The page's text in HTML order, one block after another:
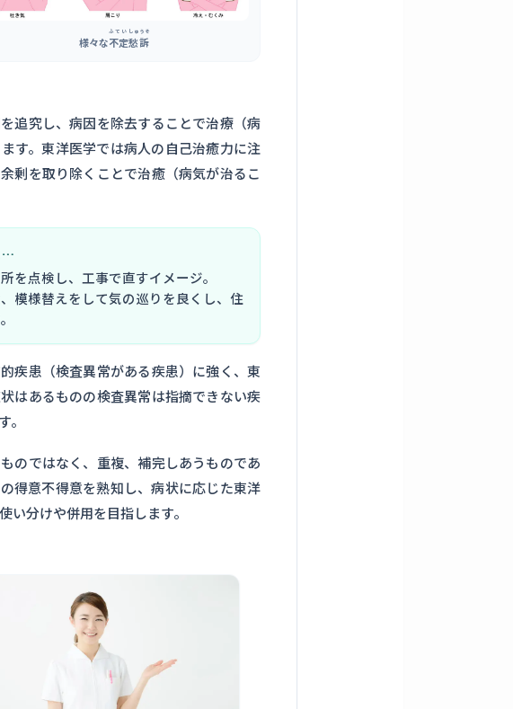
様々な不定
ふてい
愁訴
しゅうそ
追究し、病因を除去することで治療（病
す。東洋医学では病人の自己治癒力に注
剰を取り除くことで治癒（病気が治るこ
…
を点検し、工事で直すイメージ。
模様替えをして気の巡りを良くし、住
疾患（検査異常がある疾患）に強く、東
はあるものの検査異常は指摘できない疾
。
のではなく、重複、補完しあうものであ
得意不得意を熟知し、病状に応じた東洋
い分けや併用を目指します。